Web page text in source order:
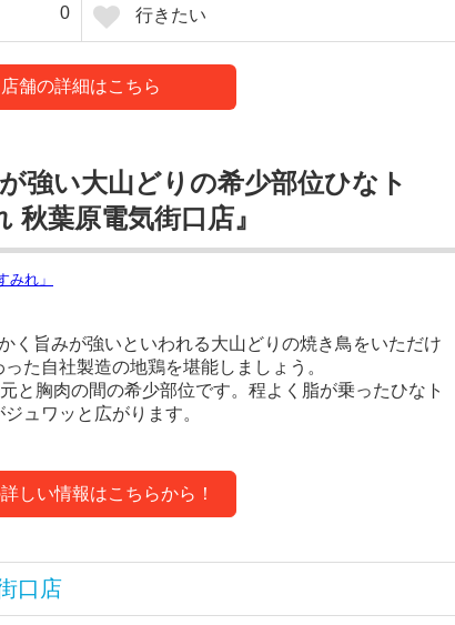
0 行きたい
店舗の詳細はこちら
強い大山どりの希少部位ひなト
葉原電気街口店』
く旨みが強いといわれる大山どりの焼き鳥をいただけ
た自社製造の地鶏を堪能しましょう。
と胸肉の間の希少部位です。程よく脂が乗ったひなト
ュワッと広がります。
しい情報はこちらから！
口店